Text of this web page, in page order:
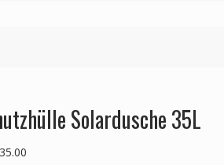
Solardusche 35L